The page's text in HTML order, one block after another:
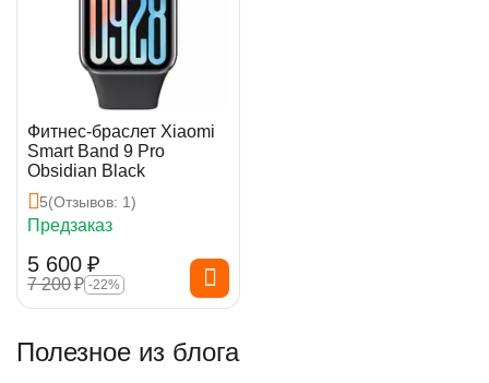
Фитнес-браслет Xiaomi
Smart Band 9 Pro
Obsidian Black
5(Отзывов: 1)
Предзаказ
5 600 ₽
7 200₽ -22%
Полезное из блога